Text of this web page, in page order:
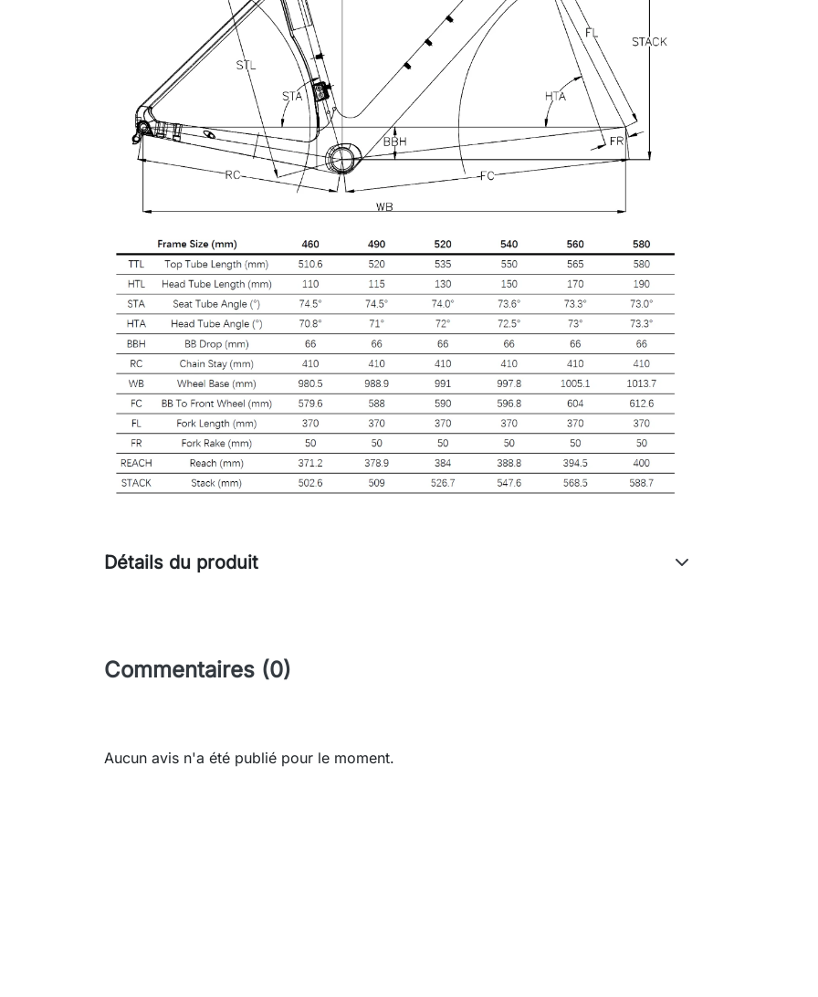
Détails du produit
Commentaires (0)
Aucun avis n'a été publié pour le moment.